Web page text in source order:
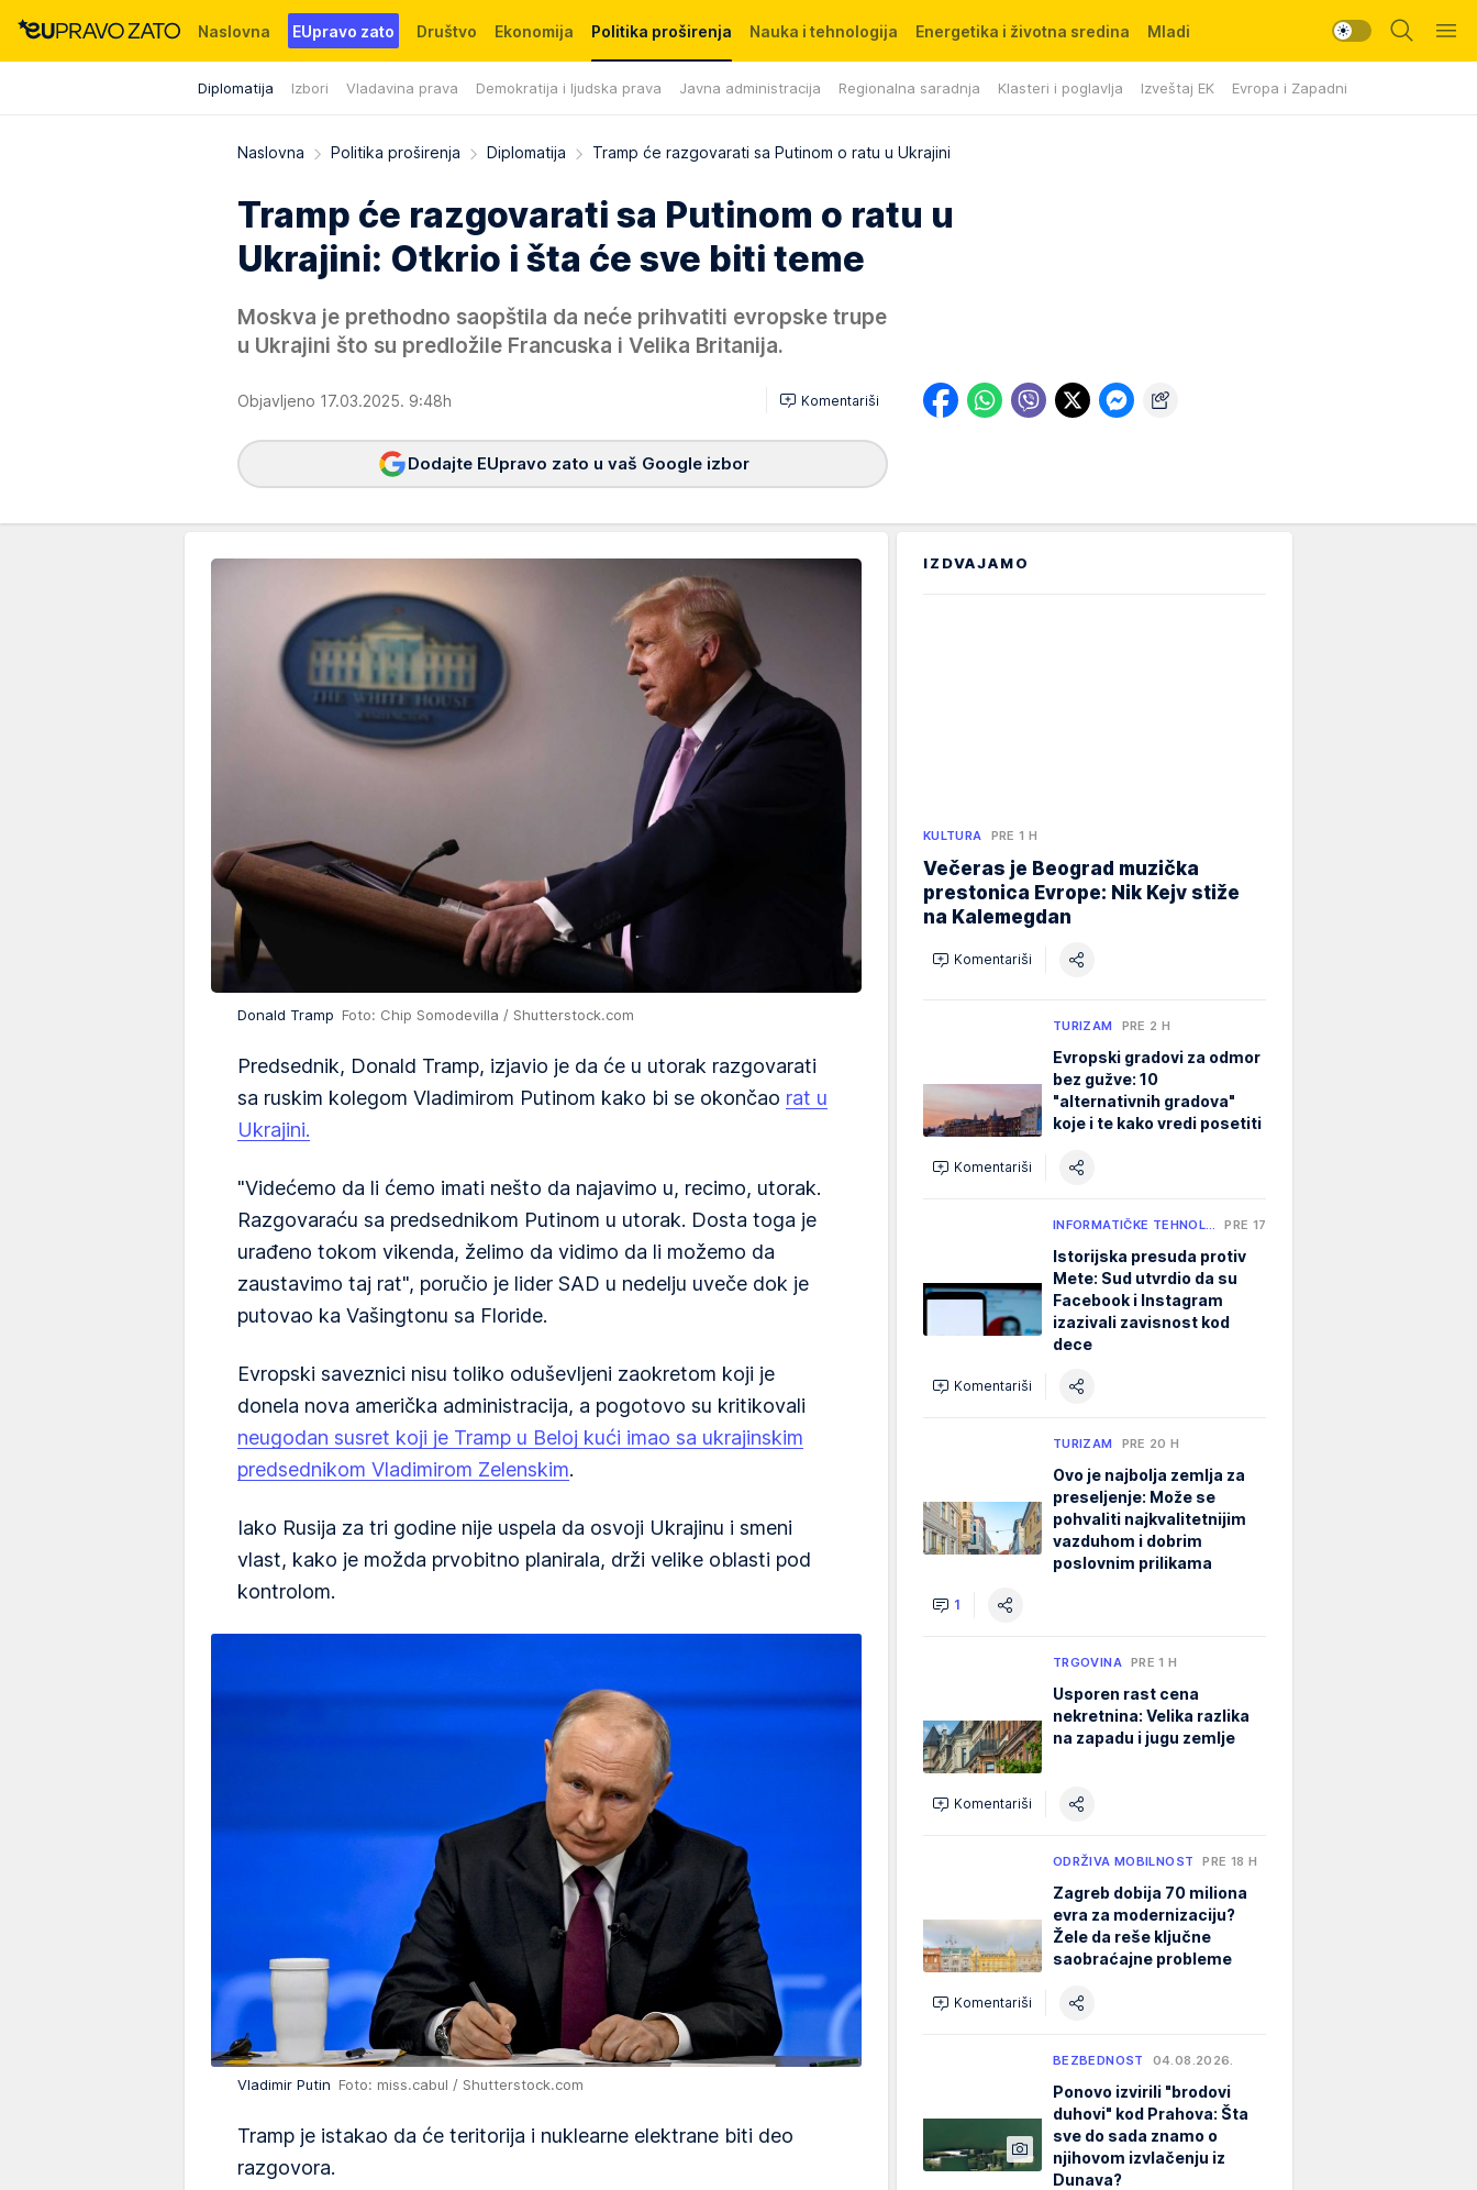
Naslovna EUpravo zato Društvo Ekonomija Politika proširenja
Diplomatija Izbori Vladavina prava Demokratija i ljudska prava Javna administracija Regionalna saradnja Klasteri i poglavlja Izveštaj EK Evropa i Zapadni Balkan
Nauka i tehnologija Energetika i životna sredina Mladi
Događaji News WMG fondacija
Naslovna Politika proširenja Diplomatija Tramp će razgovarati sa Putinom o ratu u Ukrajini
Tramp će razgovarati sa Putinom o ratu u
Ukrajini: Otkrio i šta će sve biti teme
Moskva je prethodno saopštila da neće prihvatiti evropske trupe
u Ukrajini što su predložile Francuska i Velika Britanija.
Objavljeno 17.03.2025. 9:48h Komentariši
Dodajte EUpravo zato u vaš Google izbor
Donald Tramp Foto: Chip Somodevilla / Shutterstock.com
Predsednik, Donald Tramp, izjavio je da će u utorak razgovarati
sa ruskim kolegom Vladimirom Putinom kako bi se okončao rat u
Ukrajini.
"Videćemo da li ćemo imati nešto da najavimo u, recimo, utorak.
Razgovaraću sa predsednikom Putinom u utorak. Dosta toga je
urađeno tokom vikenda, želimo da vidimo da li možemo da
zaustavimo taj rat", poručio je lider SAD u nedelju uveče dok je
putovao ka Vašingtonu sa Floride.
Evropski saveznici nisu toliko oduševljeni zaokretom koji je
donela nova američka administracija, a pogotovo su kritikovali
neugodan susret koji je Tramp u Beloj kući imao sa ukrajinskim
predsednikom Vladimirom Zelenskim.
Iako Rusija za tri godine nije uspela da osvoji Ukrajinu i smeni
vlast, kako je možda prvobitno planirala, drži velike oblasti pod
kontrolom.
Vladimir Putin Foto: miss.cabul / Shutterstock.com
Tramp je istakao da će teritorija i nuklearne elektrane biti deo
razgovora.
IZDVAJAMO
KULTURA PRE 1 H
Večeras je Beograd muzička
prestonica Evrope: Nik Kejv stiže
na Kalemegdan
Komentariši
TURIZAM PRE 2 H
Evropski gradovi za odmor
bez gužve: 10
"alternativnih gradova"
koje i te kako vredi posetiti
Komentariši
INFORMATIČKE TEHNOL… PRE 17 MIN
Istorijska presuda protiv
Mete: Sud utvrdio da su
Facebook i Instagram
izazivali zavisnost kod
dece
Komentariši
TURIZAM PRE 20 H
Ovo je najbolja zemlja za
preseljenje: Može se
pohvaliti najkvalitetnijim
vazduhom i dobrim
poslovnim prilikama
1
TRGOVINA PRE 1 H
Usporen rast cena
nekretnina: Velika razlika
na zapadu i jugu zemlje
Komentariši
ODRŽIVA MOBILNOST PRE 18 H
Zagreb dobija 70 miliona
evra za modernizaciju?
Žele da reše ključne
saobraćajne probleme
Komentariši
BEZBEDNOST 04.08.2026.
Ponovo izvirili "brodovi
duhovi" kod Prahova: Šta
sve do sada znamo o
njihovom izvlačenju iz
Dunava?